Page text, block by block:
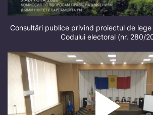
Consultări publice privind proiectul de
Codului electoral (nr. 280/